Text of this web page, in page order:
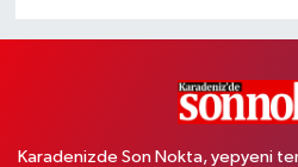
Karadenizde Son Nokta, yepyeni